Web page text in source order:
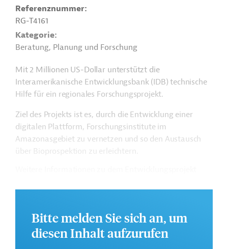
Referenznummer
RG-T4161
Kategorie
Beratung, Planung und Forschung
Mit 2 Millionen US-Dollar unterstützt die
Interamerikanische Entwicklungsbank (IDB) technische
Hilfe für ein regionales Forschungsprojekt.
Ziel des Projekts ist es, durch die Entwicklung einer
digitalen Plattform, Forschungsinstitute im
Amazonasgebiet zu vernetzen und so den Austausch
über Bioprospektion zu erleichtern.
und praktische Hinweise zur Geschäftsanbahnung.
Gesamtkosten:
Bitte melden Sie sich an, um
diesen Inhalt aufzurufen